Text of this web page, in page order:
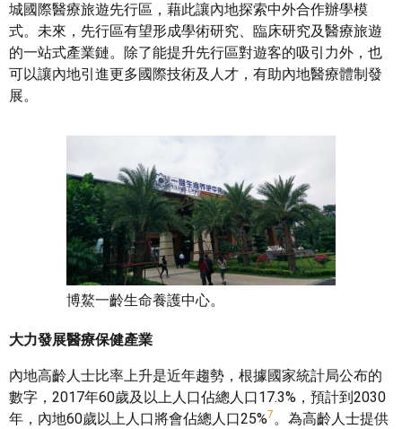
城國際醫療旅遊先行區，藉此讓內地探索中外合作辦學模
式。未來，先行區有望形成學術研究、臨床研究及醫療旅遊
的一站式產業鏈。除了能提升先行區對遊客的吸引力外，也
可以讓內地引進更多國際技術及人才，有助內地醫療體制發
展。
博鰲一齡生命養護中心。
大力發展醫療保健產業
內地高齡人士比率上升是近年趨勢，根據國家統計局公布的
數字，2017年60歲及以上人口佔總人口17.3%，預計到2030
年，內地60歲以上人口將會佔總人口25%7。為高齡人士提供